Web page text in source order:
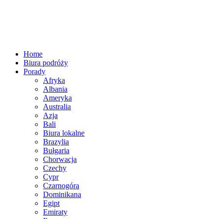
Home
Biura podróży
Porady
Afryka
Albania
Ameryka
Australia
Azja
Bali
Biura lokalne
Brazylia
Bułgaria
Chorwacja
Czechy
Cypr
Czarnogóra
Dominikana
Egipt
Emiraty